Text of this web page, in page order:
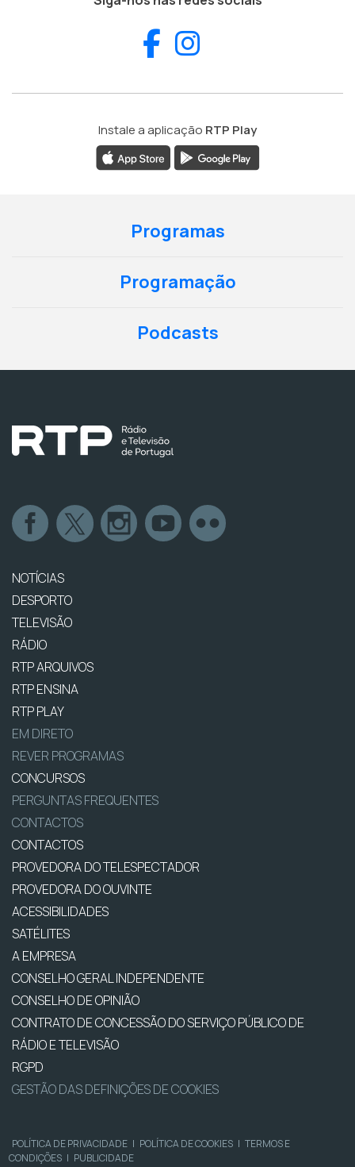
Facebook
Instale a aplicação RTP Play
Programas
Programação
Podcasts
NOTÍCIAS
DESPORTO
TELEVISÃO
RÁDIO
RTP ARQUIVOS
RTP ENSINA
RTP PLAY
EM DIRETO
REVER PROGRAMAS
CONCURSOS
PERGUNTAS FREQUENTES
CONTACTOS
CONTACTOS
PROVEDORA DO TELESPECTADOR
PROVEDORA DO OUVINTE
ACESSIBILIDADES
SATÉLITES
A EMPRESA
CONSELHO GERAL INDEPENDENTE
CONSELHO DE OPINIÃO
CONTRATO DE CONCESSÃO DO SERVIÇO PÚBLICO DE
RÁDIO E TELEVISÃO
RGPD
GESTÃO DAS DEFINIÇÕES DE COOKIES
POLÍTICA DE PRIVACIDADE | POLÍTICA DE COOKIES | TERMOS E
CONDIÇÕES | PUBLICIDADE